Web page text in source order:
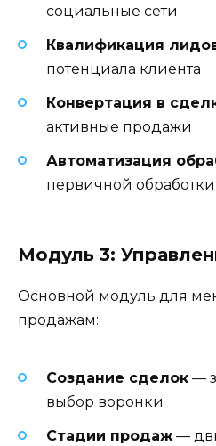
социальные сети
Квалификация
потенциала клиента
Конвертация в
активные продажи
Автоматизация
первичной обработки
Модуль 3:
Основной модуль для
продажам:
Создание сделок —
выбор воронки
Стадии продаж —